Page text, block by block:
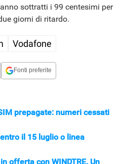
sottratti i 99 centesimi per
giorni di ritardo.
Vodafone
Fonti preferite
prepagate: numeri cessati
il 15 luglio o linea
offerta con WINDTRE. Un